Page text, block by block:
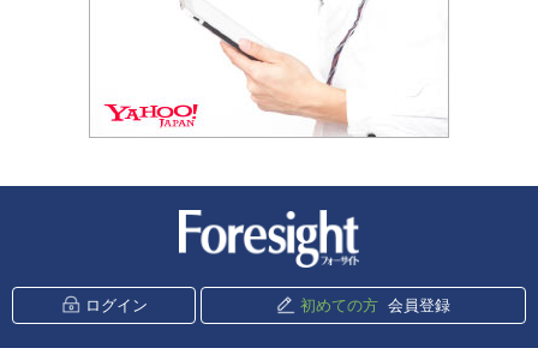
ログイン 初めての方 会員登録